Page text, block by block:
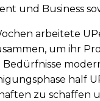
und Business
arbeitete
um ihr
Bedürfnisse
half
zu schaffen